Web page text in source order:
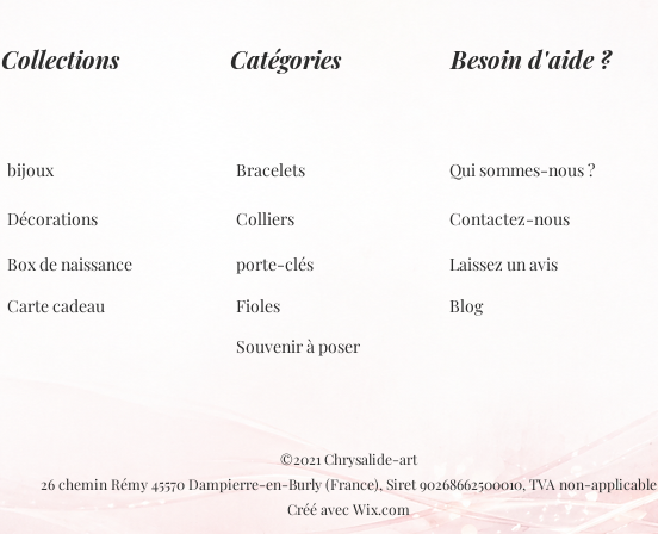
Collections Catégories Besoin d'aide ?
bijoux
Décorations
Box de naissance
Carte cadeau
Bracelets
Colliers
porte-clés
Fioles
Qui sommes-nous ?
Contactez-nous
Laissez un avis
Blog
Souvenir à poser
©2021 Chrysalide-art
26 chemin Rémy 45570 Dampierre-en-Burly (France), Siret 90268662500010, TVA non-applicable
Créé avec Wix.com